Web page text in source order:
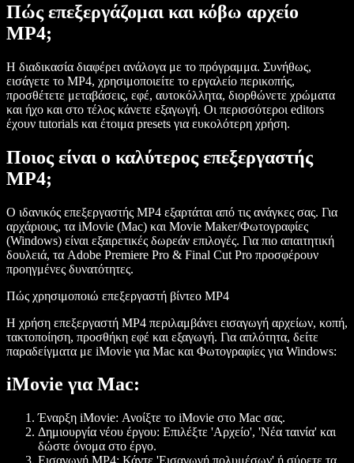
Πώς επεξεργάζομαι και κόβω αρχείο
MP4;
Η διαδικασία διαφέρει ανάλογα με το πρόγραμμα. Συνήθως,
εισάγετε το MP4, χρησιμοποιείτε το εργαλείο περικοπής,
προσθέτετε μεταβάσεις, εφέ, αυτοκόλλητα, διορθώνετε χρώματα
και ήχο και στο τέλος κάνετε εξαγωγή. Οι περισσότεροι editors
έχουν tutorials και έτοιμα presets για ευκολότερη χρήση.
Ποιος είναι ο καλύτερος επεξεργαστής
MP4;
Ο ιδανικός επεξεργαστής MP4 εξαρτάται από τις ανάγκες σας. Για
αρχάριους, τα iMovie (Mac) και Movie Maker/Φωτογραφίες
(Windows) είναι εξαιρετικές δωρεάν επιλογές. Για πιο απαιτητική
δουλειά, τα Adobe Premiere Pro & Final Cut Pro προσφέρουν
προηγμένες δυνατότητες.
Πώς χρησιμοποιώ επεξεργαστή βίντεο MP4
Η χρήση επεξεργαστή MP4 περιλαμβάνει εισαγωγή αρχείων, κοπή,
τακτοποίηση, προσθήκη εφέ και εξαγωγή. Για απλότητα, δείτε
παραδείγματα με iMovie για Mac και Φωτογραφίες για Windows:
iMovie για Mac:
Έναρξη iMovie: Ανοίξτε το iMovie στο Mac σας.
Δημιουργία νέου έργου: Επιλέξτε 'Αρχείο', 'Νέα ταινία' και
δώστε όνομα στο έργο.